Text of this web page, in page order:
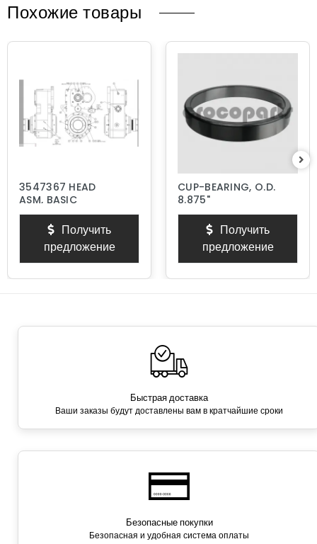
Похожие товары
3547367 HEAD
ASM, BASIC
Получить
предложение
CUP-BEARING, O.D.
8.875"
Получить
предложение
Быстрая доставка
Ваши заказы будут доставлены вам в кратчайшие сроки
Безопасные покупки
Безопасная и удобная система оплаты